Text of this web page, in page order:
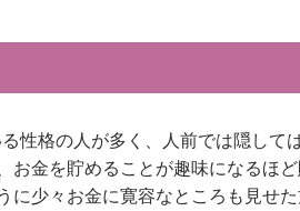
性格の人が多く、人前では隠して
金を貯めることが趣味になるほど
に少々お金に寛容なところも見せた